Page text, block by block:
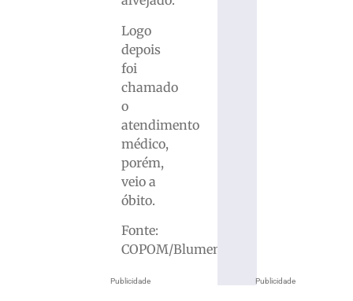
Publicidade
Logo
depois
foi
chamado
o
atendimento
médico,
porém,
veio a
óbito.
Fonte:
COPOM/Blumenau
Publicidade